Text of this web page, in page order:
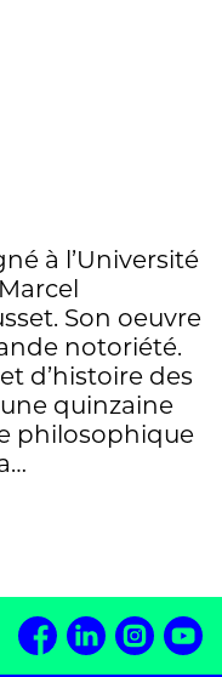
à l’Université
Son oeuvre
notoriété.
d’histoire des
quinzaine
philosophique